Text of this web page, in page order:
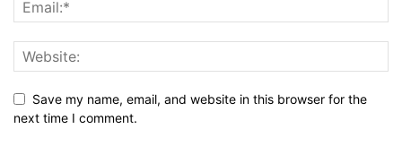
Save my name, email, and website in this browser for the
next time I comment.